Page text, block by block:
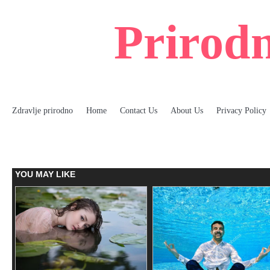
Zdravlje prirodno Home Contact Us About Us Privacy Policy